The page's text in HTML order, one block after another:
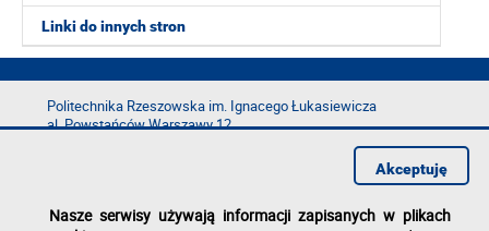
Linki do innych stron
Politechnika Rzeszowska im. Ignacego Łukasiewicza
al. Powstańców Warszawy 12
e-mail:kancelaria@prz.edu.pl
Nasze serwisy używają informacji zapisanych w plikach
Akceptuję